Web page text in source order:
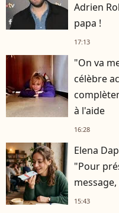
Adrien
papa !
17:13
"On va
célèbre
à l'aide
16:28
Elena
"Pour
15:43